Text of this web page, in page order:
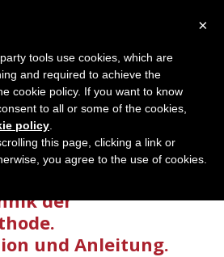
Michael Jacobi,
der
und Anleitung.
×
tools use cookies, which are
and required to achieve the
cookie policy. If you want to know
to all or some of the cookies,
policy
this page, clicking a link or
you agree to the use of cookies.